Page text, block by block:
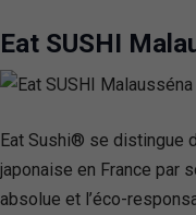
Eat SUSHI
Eat Sushi® se distingue
japonaise en France par
absolue et l’éco-